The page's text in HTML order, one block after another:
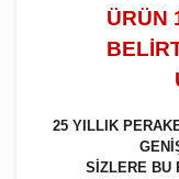
ÜRÜN
25 YILLIK
SİZLERE BU